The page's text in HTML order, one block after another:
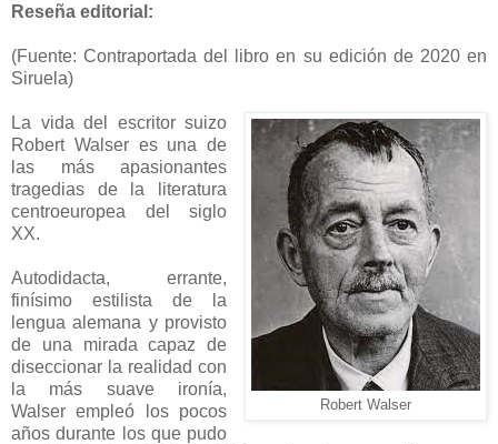
Reseña editorial:
(Fuente: Contraportada del libro en su edición de 2020 en
Siruela)
Robert Walser
La vida del escritor suizo
Robert Walser es una de
las más apasionantes
tragedias de la literatura
centroeuropea del siglo
XX.
Autodidacta, errante,
finísimo estilista de la
lengua alemana y provisto
de una mirada capaz de
diseccionar la realidad con
la más suave ironía,
Walser empleó los pocos
años durante los que pudo